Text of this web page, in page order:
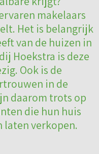
makelaars
Het is belangrijk
van de huizen in
Hoekstra is deze
Ook is de
in de
daarom trots op
die hun huis
laten verkopen.